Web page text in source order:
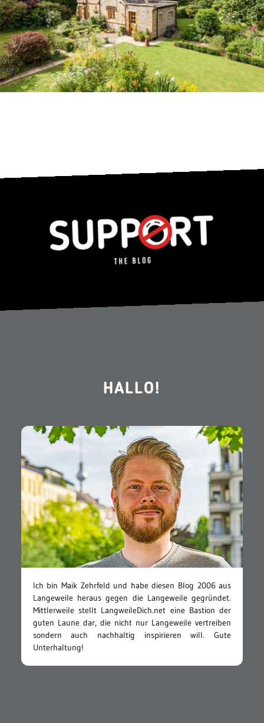
HALLO!
Ich bin Maik Zehrfeld und habe diesen Blog 2006 aus
Langeweile heraus gegen die Langeweile gegründet.
Mittlerweile stellt LangweileDich.net eine Bastion der
guten Laune dar, die nicht nur Langeweile vertreiben
sondern auch nachhaltig inspirieren will. Gute
Unterhaltung!